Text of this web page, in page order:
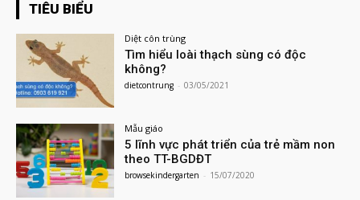
TIÊU BIỂU
Diệt côn trùng
Tìm hiểu loài thạch sùng có độc
không?
dietcontrung - 03/05/2021
Mẫu giáo
5 lĩnh vực phát triển của trẻ mầm non
theo TT-BGDĐT
browsekindergarten - 15/07/2020